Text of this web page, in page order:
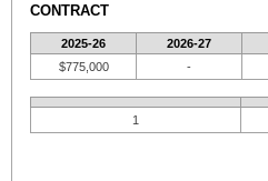
CONTRACT
2025-26 2026-27
$775,000
-
1